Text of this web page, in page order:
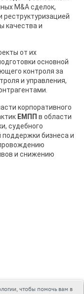
чтобы помочь вам в
M&A сделок,
качества и
от их
основной
контроля за
и управления,
корпоративного
ЕМПП в области
судебного
поддержки бизнеса и
и снижению
совместных